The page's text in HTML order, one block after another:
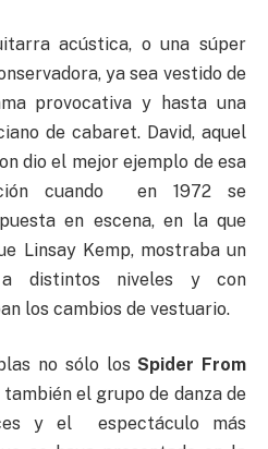
acústica, o una súper
ya sea vestido de
provocativa y hasta una
de cabaret. David, aquel
dio el mejor ejemplo de esa
cuando en 1972 se
en escena, en la que
Linsay Kemp, mostraba un
a distintos niveles y con
los cambios de vestuario.
no sólo losSpider From
el grupo de danza de
y el espectáculo más